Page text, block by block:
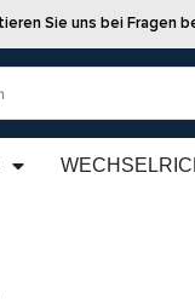
Sie uns bei Fragen